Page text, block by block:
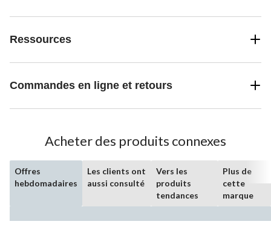
Ressources
Commandes en ligne et retours
Acheter des produits connexes
Offres
hebdomadaires
Les clients ont
aussi consulté
Vers les
produits
tendances
Plus de
cette
marque